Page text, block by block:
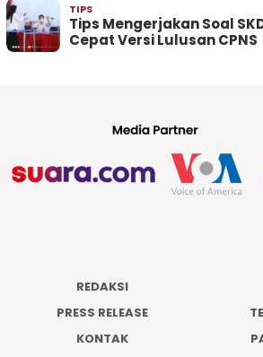
TIPS
Tips Mengerjakan Soal
Cepat Versi Lulusan CPNS
REDAKSI
PRESS RELEASE
KONTAK